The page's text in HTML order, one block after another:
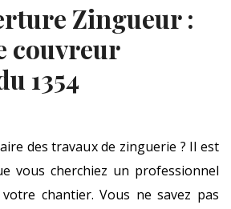
Zingueur :
couvreur
1354
des travaux de zinguerie ? Il est
vous cherchiez un professionnel
chantier. Vous ne savez pas